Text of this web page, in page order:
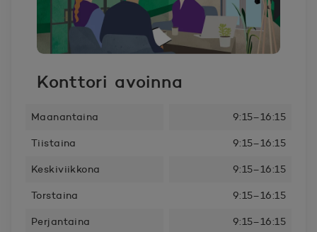
Konttori avoinna
Maanantaina 9:15–16:15
Tiistaina 9:15–16:15
Keskiviikkona 9:15–16:15
Torstaina 9:15–16:15
Perjantaina 9:15–16:15